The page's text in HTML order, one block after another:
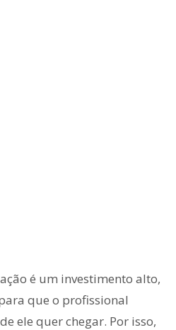
é um investimento alto,
que o profissional
ele quer chegar. Por isso,